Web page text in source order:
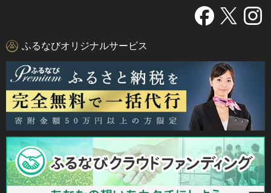
ふるなびオリジナルサービス